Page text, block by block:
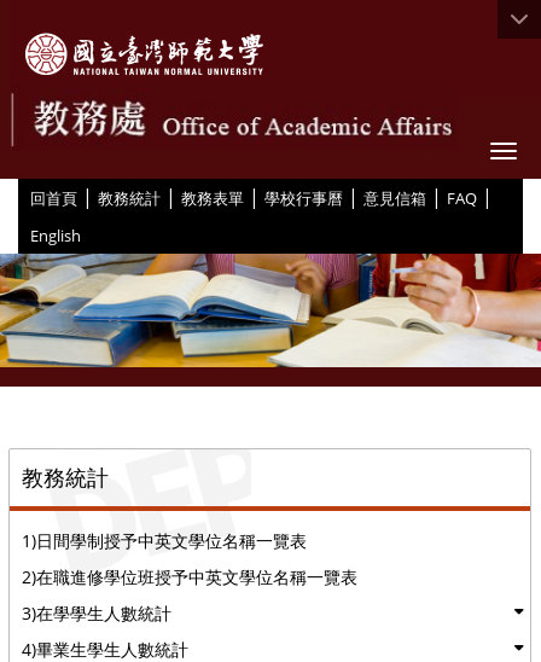
回首頁 | 教務統計 | 教務表單 | 學校行事曆 | 意見信箱 | FAQ |
English
教務統計
1)日間學制授予中英文學位名稱一覽表
2)在職進修學位班授予中英文學位名稱一覽表
3)在學學生人數統計
4)畢業生學生人數統計